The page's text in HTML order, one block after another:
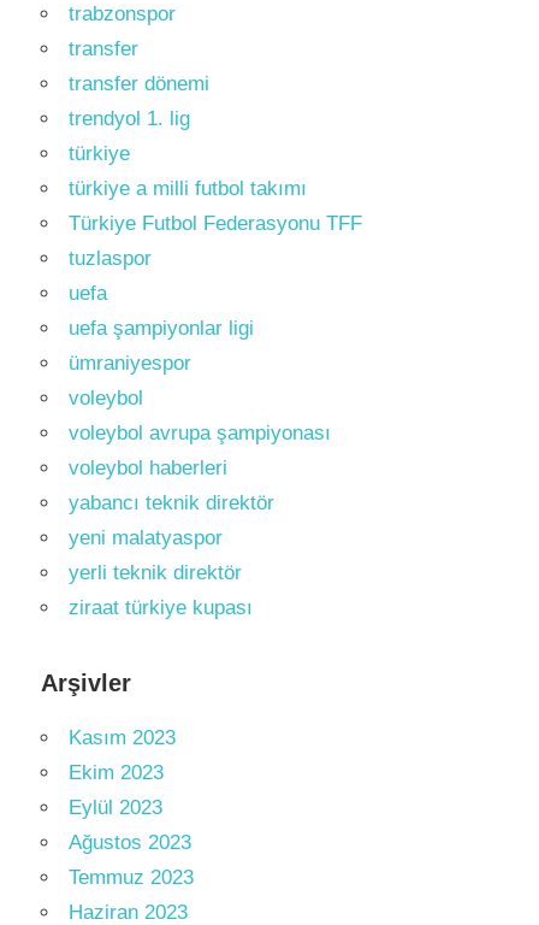
trabzonspor
transfer
transfer dönemi
trendyol 1. lig
türkiye
türkiye a milli futbol takımı
Türkiye Futbol Federasyonu TFF
tuzlaspor
uefa
uefa şampiyonlar ligi
ümraniyespor
voleybol
voleybol avrupa şampiyonası
voleybol haberleri
yabancı teknik direktör
yeni malatyaspor
yerli teknik direktör
ziraat türkiye kupası
Arşivler
Kasım 2023
Ekim 2023
Eylül 2023
Ağustos 2023
Temmuz 2023
Haziran 2023